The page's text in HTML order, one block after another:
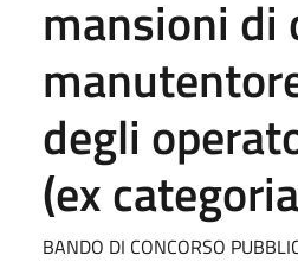
mansioni di
degli
(ex
BANDO DI CONCORSO